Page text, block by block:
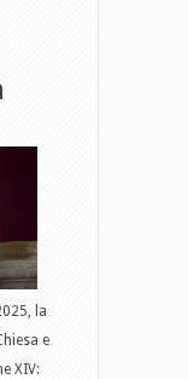
la
e
XIV: